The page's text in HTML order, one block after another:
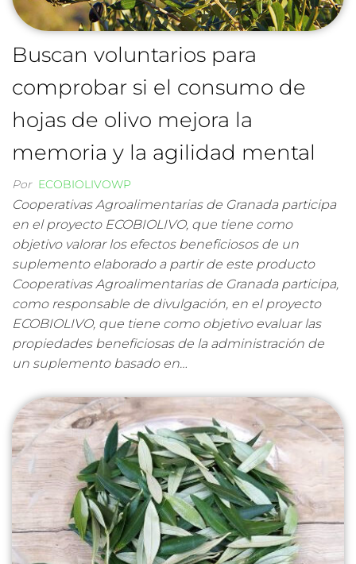
Buscan voluntarios para
comprobar si el consumo de
hojas de olivo mejora la
memoria y la agilidad mental
Por ECOBIOLIVOWP
Cooperativas Agroalimentarias de Granada participa
en el proyecto ECOBIOLIVO, que tiene como
objetivo valorar los efectos beneficiosos de un
suplemento elaborado a partir de este producto
Cooperativas Agroalimentarias de Granada participa,
como responsable de divulgación, en el proyecto
ECOBIOLIVO, que tiene como objetivo evaluar las
propiedades beneficiosas de la administración de
un suplemento basado en…